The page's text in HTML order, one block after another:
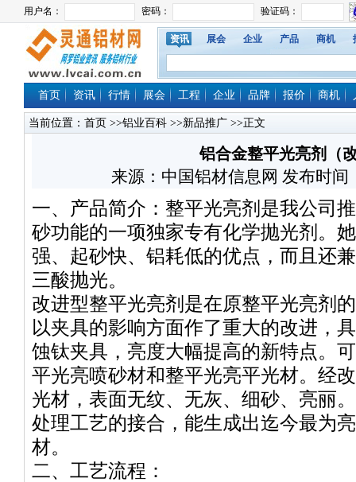
资讯 展会 企业 产品 商机
首页 资讯 行情 展会 工程 企业 品牌 报价 商机
当前位置： 首页 >>铝业百科 >>新品推广 >>正文
铝合金整平光亮剂（
来源：中国铝材信息网 发布时间
一、产品简介：整平光亮剂是我公司
砂功能的一项独家专有化学抛光剂。
强、起砂快、铝耗低的优点，而且还
三酸抛光。
改进型整平光亮剂是在原整平光亮剂
以夹具的影响方面作了重大的改进，
蚀钛夹具，亮度大幅提高的新特点。
平光亮喷砂材和整平光亮平光材。经
光材，表面无纹、无灰、细砂、亮丽
处理工艺的接合，能生成出迄今最为
材。
二、工艺流程：